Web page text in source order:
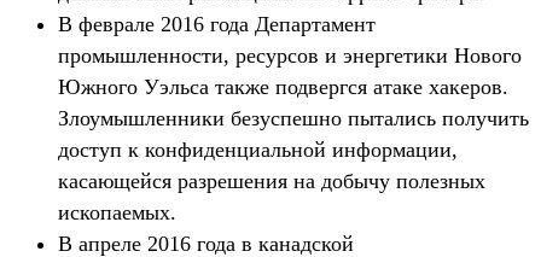
В феврале 2016 года Департамент
промышленности, ресурсов и энергетики Нового
Южного Уэльса также подвергся атаке хакеров.
Злоумышленники безуспешно пытались получить
доступ к конфиденциальной информации,
касающейся разрешения на добычу полезных
ископаемых.
В апреле 2016 года в канадской